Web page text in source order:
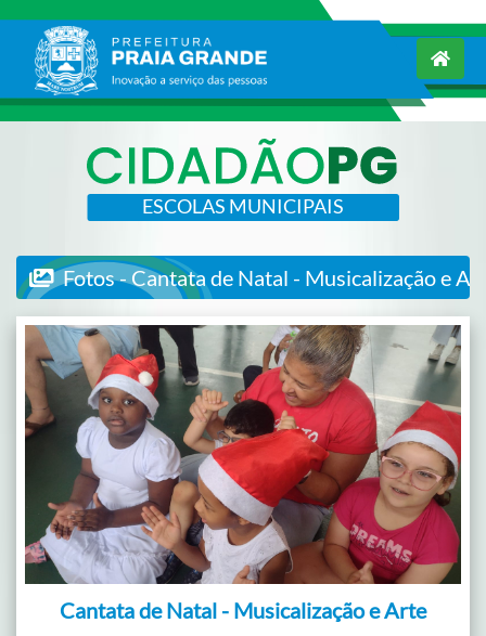
ESCOLAS MUNICIPAIS
Fotos - Cantata de Natal - Musicalização e
Cantata de Natal - Musicalização e Arte